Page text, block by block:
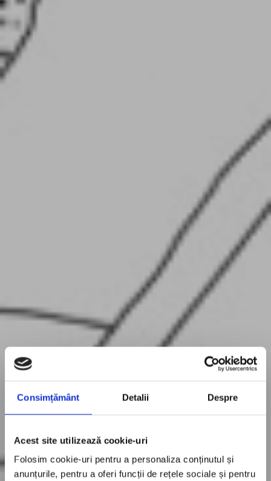
Consimțământ Detalii Despre
Acest site utilizează cookie-uri
Folosim cookie-uri pentru a personaliza conținutul și
anunțurile, pentru a oferi funcții de rețele sociale și pentru